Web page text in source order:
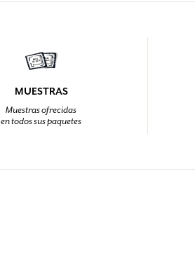
MUESTRAS
Muestras ofrecidas
en todos sus paquetes